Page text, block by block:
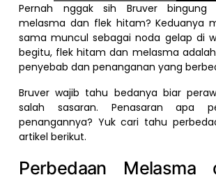
Pernah nggak sih Bruver
melasma dan flek hitam? Keduanya
sama muncul sebagai noda gelap di
begitu, flek hitam dan melasma
penyebab dan penanganan yang
Bruver wajib tahu bedanya biar
salah sasaran. Penasaran apa
penangannya? Yuk cari tahu
artikel berikut.
Perbedaan Melasma